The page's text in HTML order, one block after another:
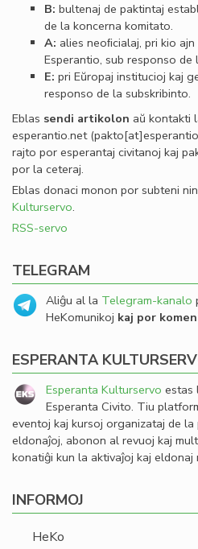
B: bultenaj de paktintaj
de la koncerna komitato.
A: alies neoﬁcialaj, pri kio
Esperantio, sub responso de
E: pri Eŭropaj institucioj kaj
responso de la subskribinto.
Eblas sendi artikolon aŭ kontakti
esperantio.net
rajto por esperantaj civitanoj kaj
por la ceteraj.
Eblas donaci monon por subteni
Kulturservo.
RSS-servo
TELEGRAM
Aliĝu al la Telegram-kanalo
HeKomunikoj kaj por
ESPERANTA
Esperanta Kulturservo estas
Esperanta Civito. Tiu
eventoj kaj kursoj organizataj de
eldonaĵoj, abonon al revuoj kaj
konatiĝi kun la aktivaĵoj kaj
INFORMOJ
HeKo